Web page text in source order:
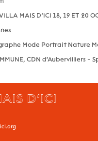
MAIS D’ICI 18, 19 ET 20
Mode Portrait Nature
CDN d'Aubervilliers -
D’ICI